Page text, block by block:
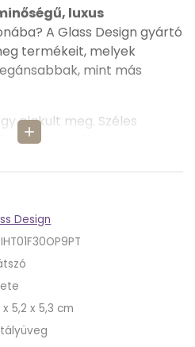
add
luxus
A Glass Design gyártó
termékeit, melyek
mint más
alakult meg. Széles
benne,
tennénk
félét választanánk.
nevük is mutatják,
melyek kellenek
a XENI termékcsaládnak,
és szín kombinációban
Design
x 5,2 x 5,3 cm